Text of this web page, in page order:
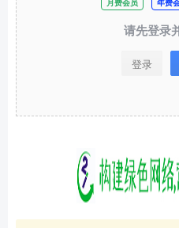
月费会员 年费
请先登录
登录